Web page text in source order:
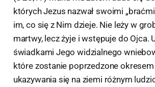
których Jezus nazwał swoimi
im, co się z Nim dzieje. Nie leży w
martwy, lecz żyje i wstępuje do Ojca.
świadkami Jego widzialnego
które zostanie poprzedzone
ukazywania się na ziemi różnym